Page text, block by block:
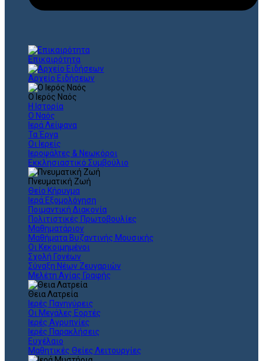
Επικαιρότητα
Αρχείο Ειδήσεων
Ο Ιερός Ναός
Η Ιστορία
Ο Ναός
Ιερά Λείψανα
Τα Έργα
Οι Ιερείς
Ιεροψάλτες & Νεωκόροι
Εκκλησιαστικό Συμβούλιο
Πνευματική Ζωή
Θείο Κήρυγμα
Ιερά Εξομολόγηση
Ποιμαντική Διακονία
Πολιτιστικές Πρωτοβουλίες
Μαθηματάριον
Μαθήματα Βυζαντινής Μουσικής
Οι Κεκοιμημένοι
Σχολή Γονέων
Σύναξη Νέων Ζευγαριών
Μελέτη Αγίας Γραφής
Θεια Λατρεία
Ιερές Πανηγύρεις
Οι Μεγάλες Εορτές
Ιερές Αγρυπνίες
Ιερές Παρακλήσεις
Ευχέλαιο
Μαθητικές Θείες Λειτουργίες